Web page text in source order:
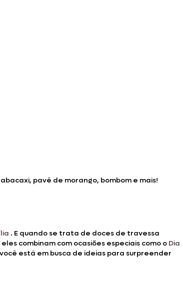
pavê de morango, bombom e mais!
. E quando se trata de doces de travessa
combinam com ocasiões especiais como o Dia
você está em busca de ideias para surpreender